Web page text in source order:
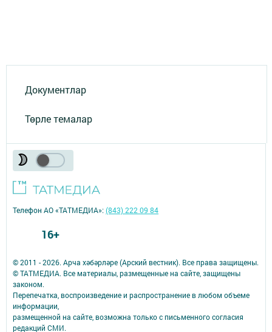
Документлар
Төрле темалар
© 2011 - 2026. Арча хәбәрләре (Арский вестник). Все права защищены.
© ТАТМЕДИА. Все материалы, размещенные на сайте, защищены
законом.
Перепечатка, воспроизведение и распространение в любом объеме
информации,
размещенной на сайте, возможна только с письменного согласия
редакций СМИ.
Телефон АО «ТАТМЕДИА»:(843) 222 09 84
16+